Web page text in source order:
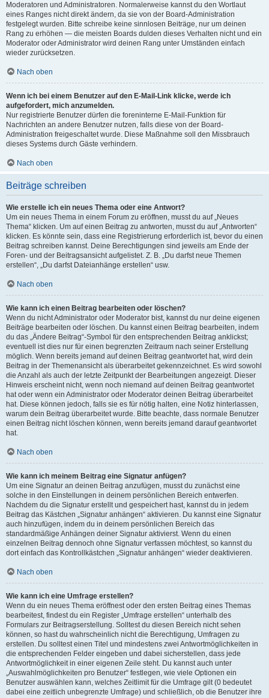
Moderatoren und Administratoren. Normalerweise kannst du den Wortlaut
eines Ranges nicht direkt ändern, da sie von der Board-Administration
festgelegt wurden. Bitte schreibe keine sinnlosen Beiträge, nur um deinen
Rang zu erhöhen — die meisten Boards dulden dieses Verhalten nicht und ein
Moderator oder Administrator wird deinen Rang unter Umständen einfach
wieder zurücksetzen.
Nach oben
Wenn ich bei einem Benutzer auf den E-Mail-Link klicke, werde ich
aufgefordert, mich anzumelden.
Nur registrierte Benutzer dürfen die foreninterne E-Mail-Funktion für
Nachrichten an andere Benutzer nutzen, falls diese von der Board-
Administration freigeschaltet wurde. Diese Maßnahme soll den Missbrauch
dieses Systems durch Gäste verhindern.
Nach oben
Beiträge schreiben
Wie erstelle ich ein neues Thema oder eine Antwort?
Um ein neues Thema in einem Forum zu eröffnen, musst du auf „Neues
Thema“ klicken. Um auf einen Beitrag zu antworten, musst du auf „Antworten“
klicken. Es könnte sein, dass eine Registrierung erforderlich ist, bevor du einen
Beitrag schreiben kannst. Deine Berechtigungen sind jeweils am Ende der
Foren- und der Beitragsansicht aufgelistet. Z. B. „Du darfst neue Themen
erstellen“, „Du darfst Dateianhänge erstellen“ usw.
Nach oben
Wie kann ich einen Beitrag bearbeiten oder löschen?
Wenn du nicht Administrator oder Moderator bist, kannst du nur deine eigenen
Beiträge bearbeiten oder löschen. Du kannst einen Beitrag bearbeiten, indem
du das „Ändere Beitrag“-Symbol für den entsprechenden Beitrag anklickst;
eventuell ist dies nur für einen begrenzten Zeitraum nach seiner Erstellung
möglich. Wenn bereits jemand auf deinen Beitrag geantwortet hat, wird dein
Beitrag in der Themenansicht als überarbeitet gekennzeichnet. Es wird sowohl
die Anzahl als auch der letzte Zeitpunkt der Bearbeitungen angezeigt. Dieser
Hinweis erscheint nicht, wenn noch niemand auf deinen Beitrag geantwortet
hat oder wenn ein Administrator oder Moderator deinen Beitrag überarbeitet
hat. Diese können jedoch, falls sie es für nötig halten, eine Notiz hinterlassen,
warum dein Beitrag überarbeitet wurde. Bitte beachte, dass normale Benutzer
einen Beitrag nicht löschen können, wenn bereits jemand darauf geantwortet
hat.
Nach oben
Wie kann ich meinem Beitrag eine Signatur anfügen?
Um eine Signatur an deinen Beitrag anzufügen, musst du zunächst eine
solche in den Einstellungen in deinem persönlichen Bereich entwerfen.
Nachdem du die Signatur erstellt und gespeichert hast, kannst du in jedem
Beitrag das Kästchen „Signatur anhängen“ aktivieren. Du kannst eine Signatur
auch hinzufügen, indem du in deinem persönlichen Bereich das
standardmäßige Anhängen deiner Signatur aktivierst. Wenn du einen
einzelnen Beitrag dennoch ohne Signatur verfassen möchtest, so kannst du
dort einfach das Kontrollkästchen „Signatur anhängen“ wieder deaktivieren.
Nach oben
Wie kann ich eine Umfrage erstellen?
Wenn du ein neues Thema eröffnest oder den ersten Beitrag eines Themas
bearbeitest, findest du ein Register „Umfrage erstellen“ unterhalb des
Formulars zur Beitragserstellung. Solltest du diesen Bereich nicht sehen
können, so hast du wahrscheinlich nicht die Berechtigung, Umfragen zu
erstellen. Du solltest einen Titel und mindestens zwei Antwortmöglichkeiten in
die entsprechenden Felder eingeben und dabei sicherstellen, dass jede
Antwortmöglichkeit in einer eigenen Zeile steht. Du kannst auch unter
„Auswahlmöglichkeiten pro Benutzer“ festlegen, wie viele Optionen ein
Benutzer auswählen kann, welches Zeitlimit für die Umfrage gilt (0 bedeutet
dabei eine zeitlich unbegrenzte Umfrage) und schließlich, ob die Benutzer ihre